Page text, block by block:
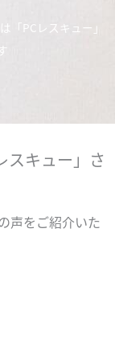
「PCレスキュー」
スキュー」さ
声をご紹介いた